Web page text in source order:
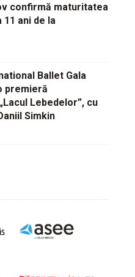
confirmă maturitatea
11 ani de la
Ballet Gala
premieră
Lebedelor”, cu
Simkin